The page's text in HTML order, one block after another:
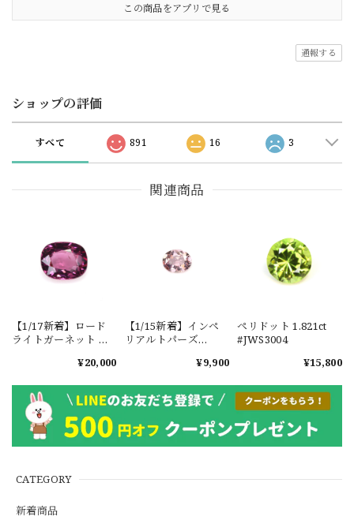
CATEGORY
新着商品
この商品をアプリで見る
通報する
ショップの評価
すべて 891 16 3
関連商品
【1/17新着】ロード
ライトガーネット タ
1.601ct【ソーティン
¥20,000
【1/15新着】インペ
リアルトパーズ
¥9,900
ペリドット 1.821ct
#JWS3004
¥15,800